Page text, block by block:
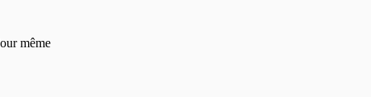
même